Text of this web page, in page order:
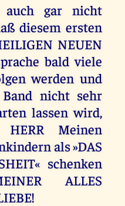
gar nicht
diesem ersten
NEUEN
bald viele
werden und
nicht sehr
lassen wird,
Meinen
als »DAS
schenken
ALLES